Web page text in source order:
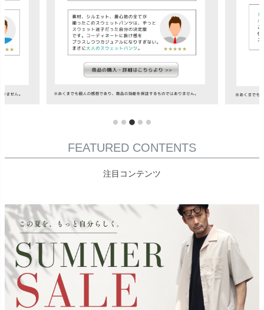
FEATURED CONTENTS
注目コンテンツ